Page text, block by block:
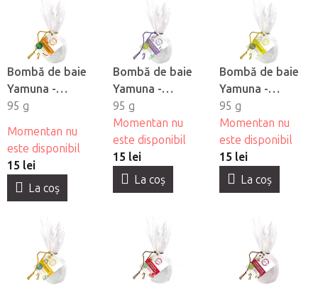
Bombă de baie
Yamuna -
Orange-Shkorica
95 g
Momentan nu
este disponibil
15 lei
La coş
Bombă de baie
Yamuna -
Lavandă
95 g
Momentan nu
este disponibil
15 lei
La coş
Bombă de baie
Yamuna -
Musetel
95 g
Momentan nu
este disponibil
15 lei
La coş